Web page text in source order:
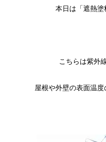
本日は「遮熱塗
こちらは紫外
屋根や外壁の表面温度